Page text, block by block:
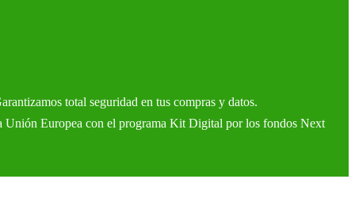
total seguridad en tus compras y datos.
Europea con el programa Kit Digital por los fondos Next